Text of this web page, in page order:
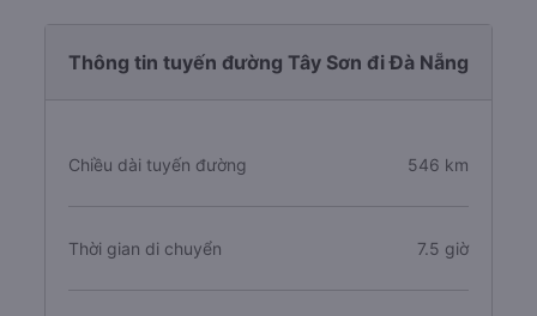
Thông tin tuyến đường Tây Sơn đi Đà Nẵng
Chiều dài tuyến đường 546 km
Thời gian di chuyển 7.5 giờ